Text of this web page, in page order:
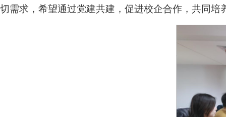
切需求，希望通过党建共建，促进校企合作，共同培